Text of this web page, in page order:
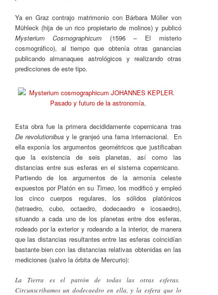
Ya en Graz contrajo matrimonio con Bárbara Müller von
Mühleck (hija de un rico propietario de molinos) y publicó
Mysterium Cosmographicum (1596 – El misterio
cosmográfico), al tiempo que obtenía otras ganancias
publicando almanaques astrológicos y realizando otras
predicciones de este tipo.
Esta obra fue la primera decididamente copernicana tras
De revolutionibus y le granjeó una fama internacional. En
ella exponía los argumentos geométricos que justificaban
que la existencia de seis planetas, así como las
distancias entre sus esferas en el sistema copernicano.
Partiendo de los argumentos de la armonía celeste
expuestos por Platón en su Timeo, los modificó y empleó
los cinco cuerpos regulares, los sólidos platónicos
(tetraedro, cubo, octaedro, dodecaedro e icosaedro),
situando a cada uno de los planetas entre dos esferas,
rodeado por la exterior y rodeando a la interior, de manera
que las distancias resultantes entre las esferas coincidían
bastante bien con las distancias relativas obtenidas en las
mediciones (salvo la órbita de Mercurio):
La Tierra es el patrón de todas las otras esferas.
Circunscribamos un dodecaedro en ella, y la esfera que lo